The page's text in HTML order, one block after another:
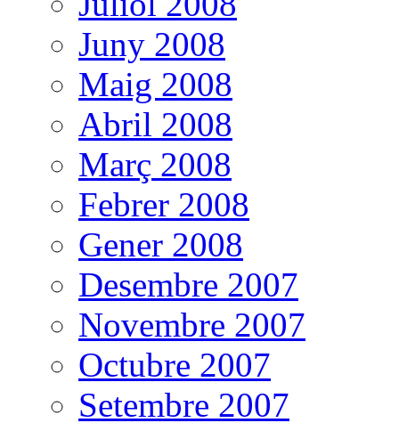
Juny 2008
Maig 2008
Abril 2008
Març 2008
Febrer 2008
Gener 2008
Desembre 2007
Novembre 2007
Octubre 2007
Setembre 2007